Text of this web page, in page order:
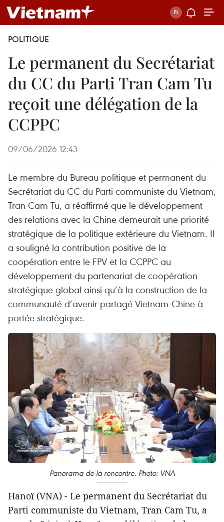
POLITIQUE
Le permanent du Secrétariat
du CC du Parti Tran Cam Tu
reçoit une délégation de la
CCPPC
09/06/2026 12:43
Le membre du Bureau politique et permanent du
Secrétariat du CC du Parti communiste du Vietnam,
Tran Cam Tu, a réaffirmé que le développement
des relations avec la Chine demeurait une priorité
stratégique de la politique extérieure du Vietnam. Il
a souligné la contribution positive de la
coopération entre le FPV et la CCPPC au
développement du partenariat de coopération
stratégique global ainsi qu’à la construction de la
communauté d’avenir partagé Vietnam-Chine à
portée stratégique.
Panorama de la rencontre. Photo: VNA
Hanoï (VNA) - Le permanent du Secrétariat du
Parti communiste du Vietnam, Tran Cam Tu, a